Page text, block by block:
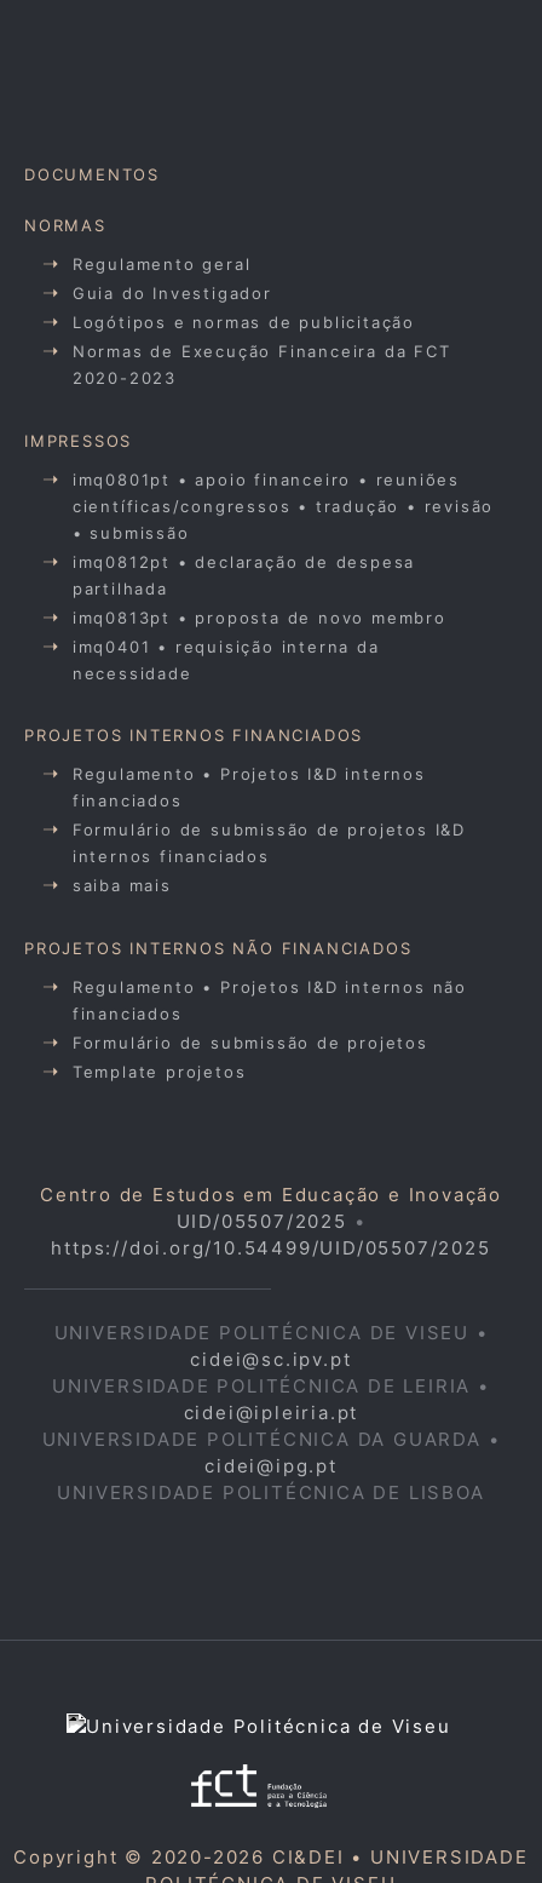
DOCUMENTOS
NORMAS
Regulamento geral
Guia do Investigador
Logótipos e normas de publicitação
Normas de Execução Financeira da FCT
2020-2023
IMPRESSOS
imq0801pt • apoio financeiro • reuniões
científicas/congressos • tradução • revisão
• submissão
imq0812pt • declaração de despesa
partilhada
imq0813pt • proposta de novo membro
imq0401 • requisição interna da
necessidade
PROJETOS INTERNOS FINANCIADOS
Regulamento • Projetos I&D internos
financiados
Formulário de submissão de projetos I&D
internos financiados
saiba mais
PROJETOS INTERNOS NÃO FINANCIADOS
Regulamento • Projetos I&D internos não
financiados
Formulário de submissão de projetos
Template projetos
Centro de Estudos em Educação e Inovação
UID/05507/2025 •
https://doi.org/10.54499/UID/05507/2025
UNIVERSIDADE POLITÉCNICA DE VISEU •
cidei@sc.ipv.pt
UNIVERSIDADE POLITÉCNICA DE LEIRIA •
cidei@ipleiria.pt
UNIVERSIDADE POLITÉCNICA DA GUARDA •
cidei@ipg.pt
UNIVERSIDADE POLITÉCNICA DE LISBOA
Copyright © 2020-2026 CI&DEI • UNIVERSIDADE